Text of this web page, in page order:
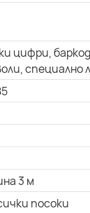
цифри,
специално
3 м
посоки